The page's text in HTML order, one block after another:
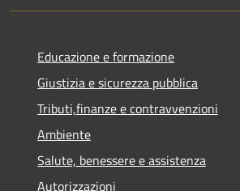
Educazione e formazione
Giustizia e sicurezza pubblica
Tributi,finanze e contravvenzioni
Ambiente
Salute, benessere e assistenza
Autorizzazioni